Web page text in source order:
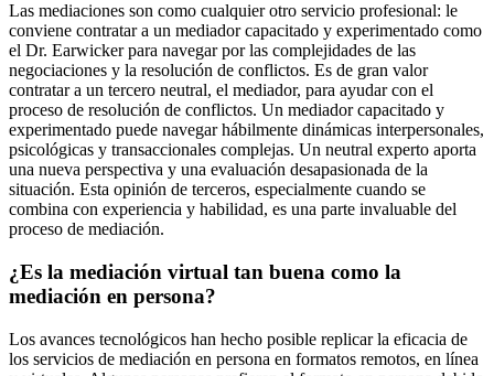
Las mediaciones son como cualquier otro servicio profesional: le
conviene contratar a un mediador capacitado y experimentado como
el Dr. Earwicker para navegar por las complejidades de las
negociaciones y la resolución de conflictos. Es de gran valor
contratar a un tercero neutral, el mediador, para ayudar con el
proceso de resolución de conflictos. Un mediador capacitado y
experimentado puede navegar hábilmente dinámicas interpersonales,
psicológicas y transaccionales complejas. Un neutral experto aporta
una nueva perspectiva y una evaluación desapasionada de la
situación. Esta opinión de terceros, especialmente cuando se
combina con experiencia y habilidad, es una parte invaluable del
proceso de mediación.
¿Es la mediación virtual tan buena como la
mediación en persona?
Los avances tecnológicos han hecho posible replicar la eficacia de
los servicios de mediación en persona en formatos remotos, en línea